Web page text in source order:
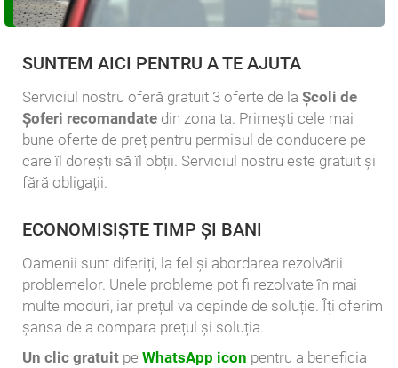
SUNTEM AICI PENTRU A TE AJUTA
Serviciul nostru oferă gratuit 3 oferte de la Școli de
Șoferi recomandate din zona ta. Primești cele mai
bune oferte de preț pentru permisul de conducere pe
care îl dorești să îl obții. Serviciul nostru este gratuit și
fără obligații.
ECONOMISIȘTE TIMP ȘI BANI
Oamenii sunt diferiți, la fel și abordarea rezolvării
problemelor. Unele probleme pot fi rezolvate în mai
multe moduri, iar prețul va depinde de soluție. Îți oferim
șansa de a compara prețul și soluția.
Un clic gratuit pe WhatsApp icon pentru a beneficia